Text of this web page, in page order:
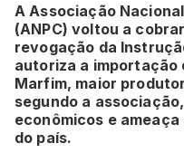
A Associação
(ANPC) voltou a
revogação da
autoriza a importação
Marfim, maior
segundo a
econômicos e
do país.